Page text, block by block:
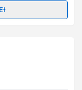
talebi
almanız için bir